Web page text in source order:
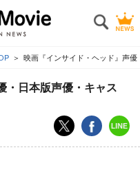
映画『インサイド・ヘッド』声
・日本版声優・キャス